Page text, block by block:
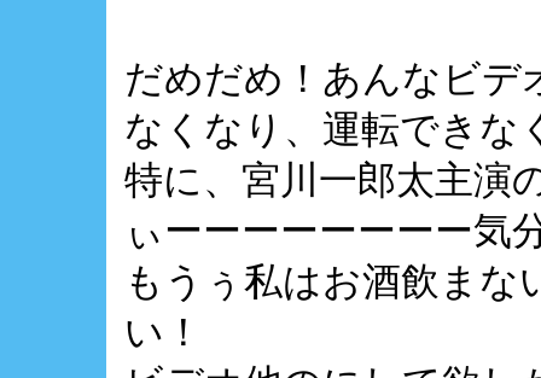
だめだめ！あんなビデ
なくなり、運転できな
特に、宮川一郎太主演
ぃーーーーーーーー気
もうぅ私はお酒飲まな
い！